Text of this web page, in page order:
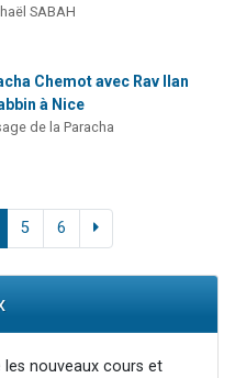
SABAH
Chemot avec Rav Ilan
à Nice
de la Paracha
5 6
les nouveaux cours et